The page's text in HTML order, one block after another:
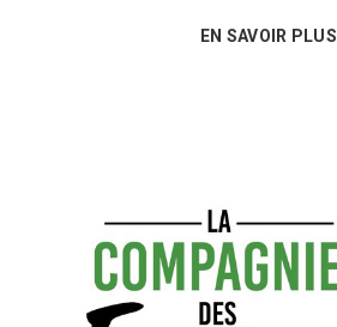
EN SAVOIR PLUS